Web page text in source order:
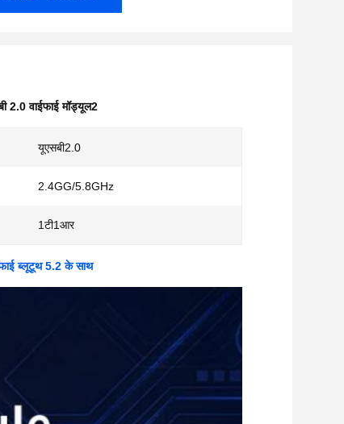
2.0 वाईफाई मॉड्यूल2
यूएसबी2.0
2.4GG/5.8GHz
1टी1आर
ब्लूटूथ 5.2 के साथ